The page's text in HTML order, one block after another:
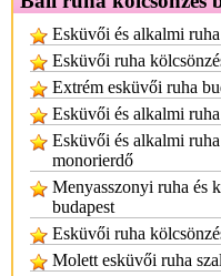
Esküvői és alkalmi
Esküvői ruha
Extrém esküvői ruha
Esküvői és alkalmi
Esküvői és alkalmi
monorierdő
Menyasszonyi ruha és
budapest
Esküvői ruha
Molett esküvői ruha